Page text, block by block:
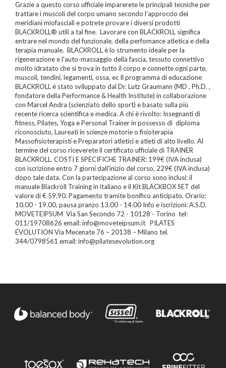
Grazie a questo corso ufficiale imparerete le principali tecniche per
trattare i muscoli del corpo umano secondo l’approccio dei
meridiani miofasciali e potrete provare i diversi prodotti
BLACKROLL® utili a tal fine. Lavorare con BLACKROLL significa
entrare nel mondo del funzionale, della perfomance atletica e della
terapia manuale. BLACKROLL è lo strumento ideale per la
rigenerazione e l'auto-massaggio della fascia, tessuto connettivo
molto idratato che si trova in tutto il corpo e connette ogni parte,
muscoli, tendini, legamenti, ossa, ec Il programma di educazione
BLACKROLL è stato sviluppato dal Dr. Lutz Graumann (MD , Ph.D. ,
fondatore della Performance & Health Institute) in collaborazione
con Marcel Andra (scienziato dello sport) e basato sulla più
recente ricerca scientifica e medica. A chi è rivolto: Insegnanti di
fitness, Pilates, Yoga e Personal Trainer in possesso di diploma
riconosciuto, Laureati in scienze motorie o fisioterapia
Massofisioterapisti e Preparatori atletici e atleti di alto livello. Al
termine del corso riceverete il certificato ufficiale di TRAINER
BLACKROLL. COSTI E SPECIFICHE TRAINER: 199€ (IVA inclusa)
con iscrizione entro 7 giorni dall'inizio del corso, 229€ (IVA inclusa)
dopo tale data. Con la partecipazione al corso sono inclusi: il
manuale Blackroll Training in italiano e il Kit BLACKBOX SET del
valore di € 59,90. Pagamento tramite bonifico anticipato. Orario:
10.00 - 19.00, pausa pranzo 13.00 - 14.00 Info e iscrizioni: A.S.D.
MOVETEIPSUM Via San Secondo 72 - 10128 - Torino tel:
011/19708626 email: info@moveteipsum.it PILATES
EVOLUTION Via Mecenate 76 – 20138 – Milano tel.
344/0798561 email: info@pilatesevolution.org